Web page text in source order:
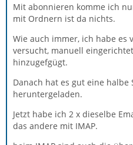
Mit abonnieren komme ich
mit Ordnern ist da nichts.
Wie auch immer, ich habe es
versucht, manuell
hinzugefgügt.
Danach hat es gut eine halbe
heruntergeladen.
Jetzt habe ich 2 x dieselbe
das andere mit IMAP.